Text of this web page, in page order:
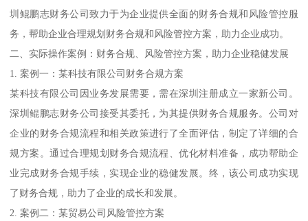
圳鲲鹏志财务公司致力于为企业提供全面的财务合规和风险管控服
务，帮助企业合理规划财务合规和风险管控方案，助力企业成功。
二、实际操作案例：财务合规、风险管控方案，助力企业稳健发展
1. 案例一：某科技有限公司财务合规方案
某科技有限公司因业务发展需要，需在深圳注册成立一家新公司。
深圳鲲鹏志财务公司接受其委托，为其提供财务合规服务。公司对
企业的财务合规流程和相关政策进行了全面评估，制定了详细的合
规方案。通过合理规划财务合规流程、优化材料准备，成功帮助企
业完成财务合规手续，实现企业的稳健发展。终，该公司成功实现
了财务合规，助力了企业的成长和发展。
2. 案例二：某贸易公司风险管控方案